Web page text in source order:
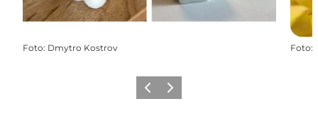
Foto: Dmytro Kostrov Foto:
ForrigeNæste